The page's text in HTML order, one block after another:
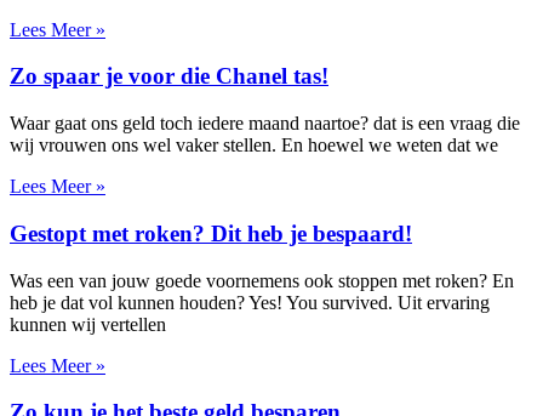
Lees Meer »
Zo spaar je voor die Chanel tas!
Waar gaat ons geld toch iedere maand naartoe? dat is een vraag die
wij vrouwen ons wel vaker stellen. En hoewel we weten dat we
Lees Meer »
Gestopt met roken? Dit heb je bespaard!
Was een van jouw goede voornemens ook stoppen met roken? En
heb je dat vol kunnen houden? Yes! You survived. Uit ervaring
kunnen wij vertellen
Lees Meer »